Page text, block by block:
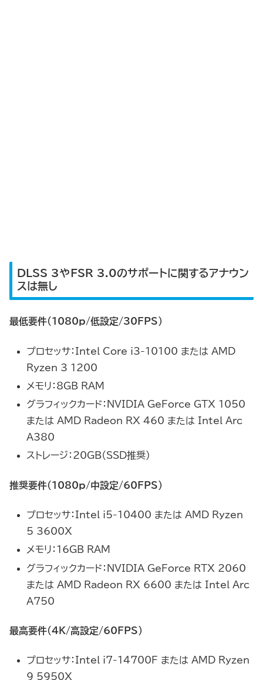
DLSS 3やFSR 3.0のサポートに関するアナウン
スは無し
最低要件（1080p/低設定/30FPS）
プロセッサ：Intel Core i3-10100 または AMD
Ryzen 3 1200
メモリ：8GB RAM
グラフィックカード：NVIDIA GeForce GTX 1050
または AMD Radeon RX 460 または Intel Arc
A380
ストレージ：20GB（SSD推奨）
推奨要件（1080p/中設定/60FPS）
プロセッサ：Intel i5-10400 または AMD Ryzen
5 3600X
メモリ：16GB RAM
グラフィックカード：NVIDIA GeForce RTX 2060
または AMD Radeon RX 6600 または Intel Arc
A750
最高要件（4K/高設定/60FPS）
プロセッサ：Intel i7-14700F または AMD Ryzen
9 5950X